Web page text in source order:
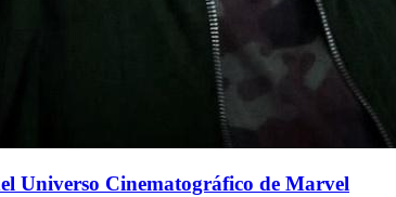
Universo Cinematográfico de Marvel